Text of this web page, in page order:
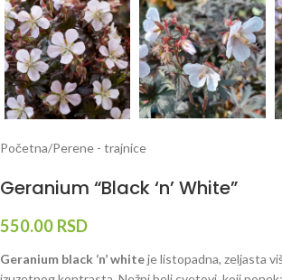
Početna/Perene - trajnice
Geranium “Black ‘n’ White”
550.00 RSD
Geranium black ‘n’ whiteje listopadna, zeljasta